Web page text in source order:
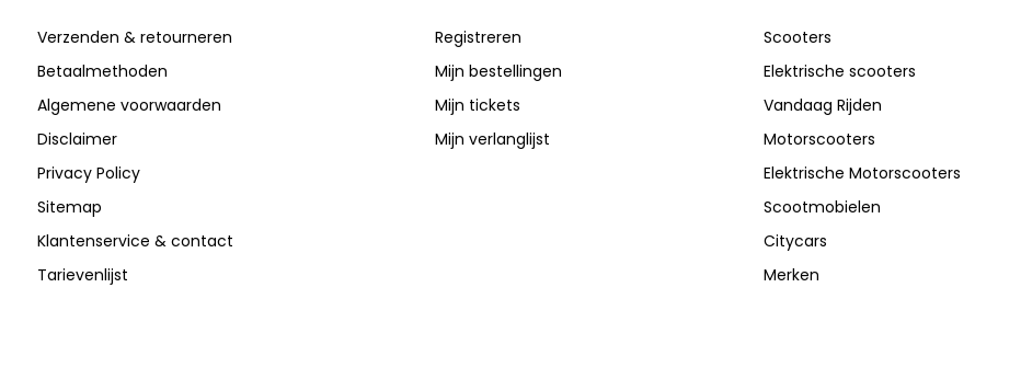
Verzenden & retourneren
Betaalmethoden
Algemene voorwaarden
Disclaimer
Privacy Policy
Sitemap
Klantenservice & contact
Tarievenlijst
Registreren
Mijn bestellingen
Mijn tickets
Mijn verlanglijst
Scooters
Elektrische scooters
Vandaag Rijden
Motorscooters
Elektrische Motorscooters
Scootmobielen
Citycars
Merken